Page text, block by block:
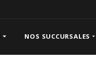
NOS SUCCURSALES